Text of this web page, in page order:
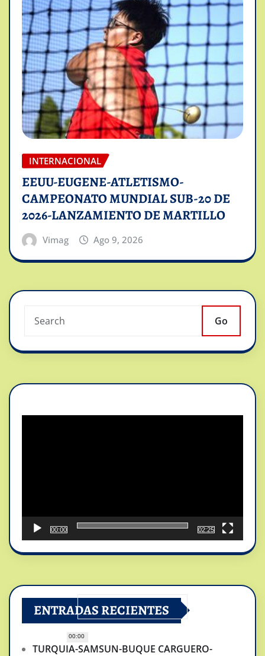
INTERNACIONAL
EEUU-EUGENE-ATLETISMO-
CAMPEONATO MUNDIAL SUB-20 DE
2026-LANZAMIENTO DE MARTILLO
Vimag Ago 9, 2026
Go
00:00
00:00
02:25
ENTRADAS RECIENTES
TURQUIA-SAMSUN-BUQUE CARGUERO-